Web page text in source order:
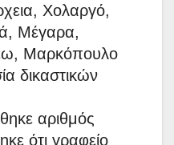
Χολαργό,
Μέγαρα,
Μαρκόπουλο
δικαστικών
αριθμός
ότι γραφείο